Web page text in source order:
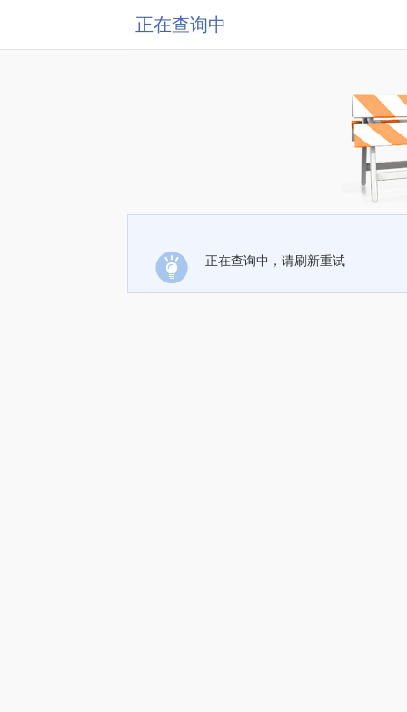
正在查询中
正在查询中，请刷新重试